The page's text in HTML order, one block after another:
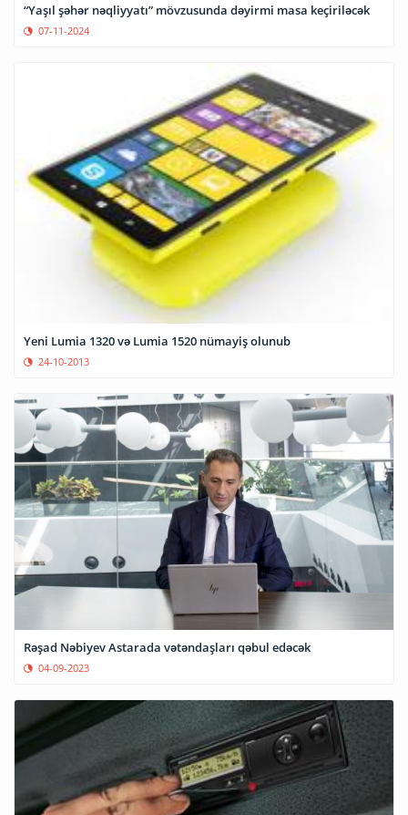
“Yaşıl şəhər nəqliyyatı” mövzusunda dəyirmi masa keçiriləcək
07-11-2024
Yeni Lumia 1320 və Lumia 1520 nümayiş olunub
24-10-2013
Rəşad Nəbiyev Astarada vətəndaşları qəbul edəcək
04-09-2023